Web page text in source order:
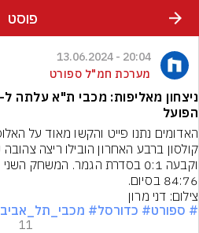
פוסט
20:04 - 13.06.2024
מערכת חמ"ל ספורט
הפועל
84:76 בסיום.
צילום: דני מרון
# ספורט# כדורסל# מכבי_תל_אביב
11